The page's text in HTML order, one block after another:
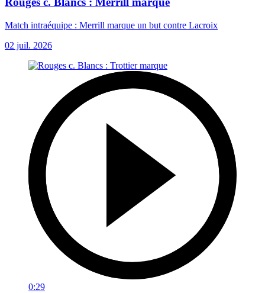
Match intraéquipe : Merrill marque un but contre Lacroix
02 juil. 2026
0:29